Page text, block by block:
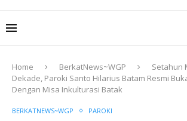
Home BerkatNews~WGP
Setahun
Dekade, Paroki Santo Hilarius Batam Resmi
Dengan Misa Inkulturasi Batak
BERKATNEWS~WGP PAROKI